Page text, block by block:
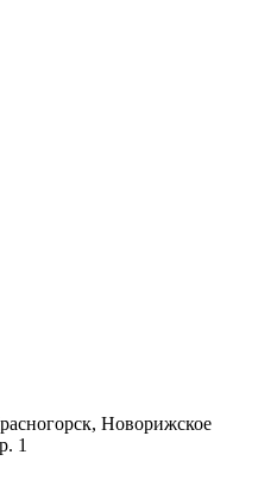
Новорижское
1